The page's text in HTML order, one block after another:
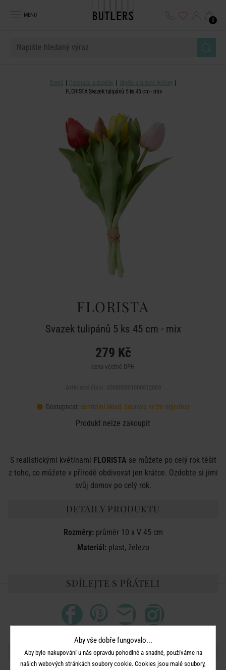
MENU
0
Domů Dekorace a doplňky
Umělé a sušené květiny
FLORISTA Svazek tulipánů 5 ks 45 cm - mix
FLORISTA
Svazek tulipánů 5 ks 45 cm - mix
279 Kč
cena včetně DPH
Dostupnost: centrální sklad, doprava nelze objednat
Produkt nelze zakoupit
S realistickými květinami FLORISTA se můžete po celý rok těšit
z toho, co můžete v přírodě obdivovat jen krátce. Ozdobte si jimi
svůj domov po celý rok.
DETAILY PRODUKTU
Rozměry:průměr 10 x V 45 cm
Materiál:plast, železo
SDÍLEJTE S PŘÁTELI
DALŠÍ PRODUKTY ZE SÉRIE
Aby vše dobře fungovalo...
Aby bylo nakupování u nás opravdu pohodlné a snadné, používáme na
našich webových stránkách soubory cookie. Cookies jsou malé soubory,